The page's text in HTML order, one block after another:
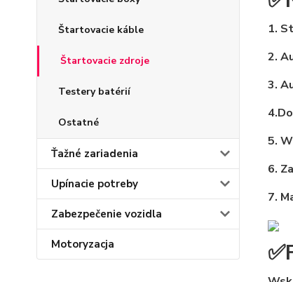
Štartovacie káble
Štartovacie zdroje
Testery batérií
Ostatné
Ťažné zariadenia
Upínacie potreby
Zabezpečenie vozidla
Motoryzacja
1.
2.
3.
5.
6.
7.